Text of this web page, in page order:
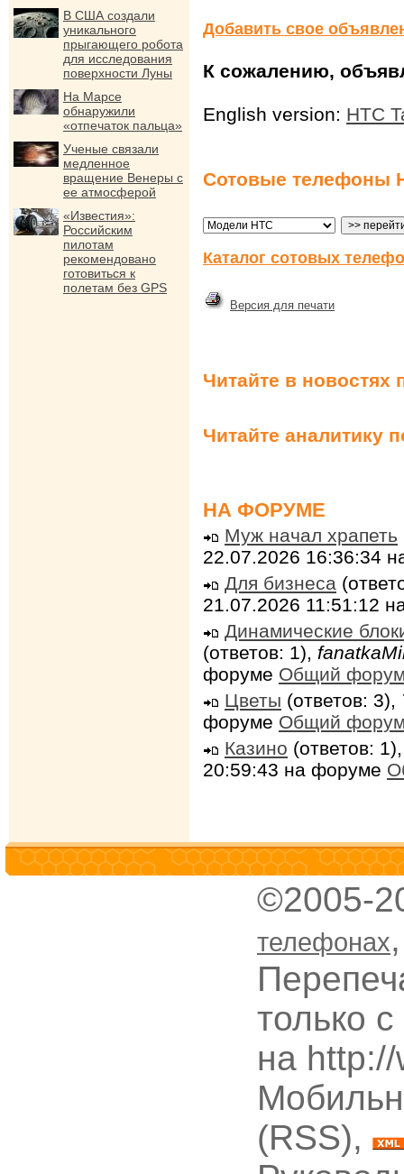
В США создали
уникального
прыгающего робота
для исследования
поверхности Луны
На Марсе
обнаружили
«отпечаток пальца»
Ученые связали
медленное
вращение Венеры с
ее атмосферой
«Известия»:
Российским
пилотам
рекомендовано
готовиться к
полетам без GPS
Добавить свое
К сожалению,
English version: HTC
Сотовые телефоны
Каталог сотовых
Версия для печати
Читайте в новостях
Читайте аналитику
НА ФОРУМЕ
Муж начал храпеть
22.07.2026 16:36:34
Для бизнеса
21.07.2026 11:51:12
Динамические
(ответов: 1),
форуме Общий
Цветы (ответов: 3),
форуме Общий
Казино (ответов:
20:59:43 на форуме
©2005-
телефонах
только
на
(RSS),